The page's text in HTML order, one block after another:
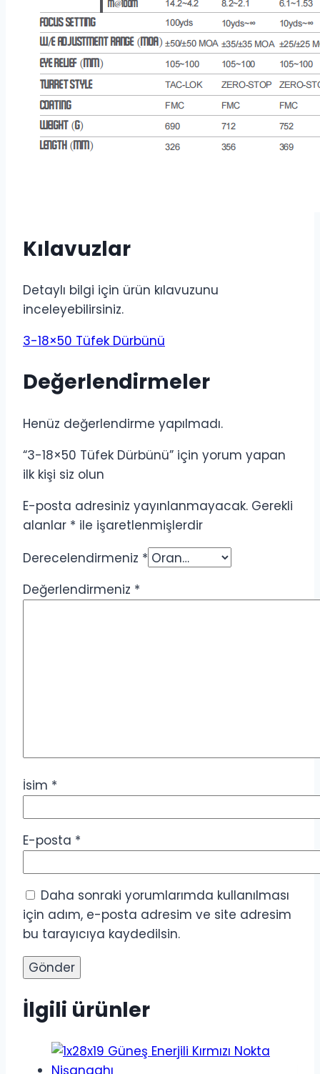
Kılavuzlar
Detaylı bilgi için ürün kılavuzunu
inceleyebilirsiniz.
3-18×50 Tüfek Dürbünü
Değerlendirmeler
Henüz değerlendirme yapılmadı.
“3-18×50 Tüfek Dürbünü” için yorum yapan
ilk kişi siz olun
E-posta adresiniz yayınlanmayacak. Gerekli
alanlar * ile işaretlenmişlerdir
Derecelendirmeniz *
Değerlendirmeniz *
İsim *
E-posta *
Daha sonraki yorumlarımda kullanılması
için adım, e-posta adresim ve site adresim
bu tarayıcıya kaydedilsin.
İlgili ürünler